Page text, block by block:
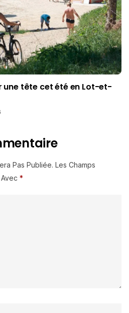
une tête cet été en Lot-et-
Pas Publiée. Les Champs
*